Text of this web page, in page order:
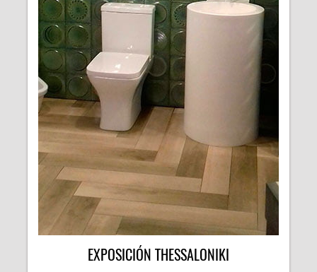
EXPOSICIÓN THESSALONIKI